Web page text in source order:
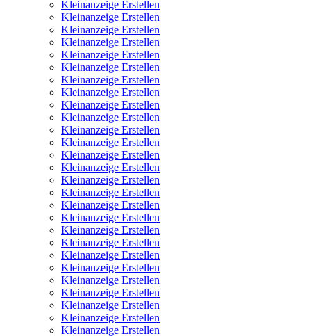
Kleinanzeige Erstellen
Kleinanzeige Erstellen
Kleinanzeige Erstellen
Kleinanzeige Erstellen
Kleinanzeige Erstellen
Kleinanzeige Erstellen
Kleinanzeige Erstellen
Kleinanzeige Erstellen
Kleinanzeige Erstellen
Kleinanzeige Erstellen
Kleinanzeige Erstellen
Kleinanzeige Erstellen
Kleinanzeige Erstellen
Kleinanzeige Erstellen
Kleinanzeige Erstellen
Kleinanzeige Erstellen
Kleinanzeige Erstellen
Kleinanzeige Erstellen
Kleinanzeige Erstellen
Kleinanzeige Erstellen
Kleinanzeige Erstellen
Kleinanzeige Erstellen
Kleinanzeige Erstellen
Kleinanzeige Erstellen
Kleinanzeige Erstellen
Kleinanzeige Erstellen
Kleinanzeige Erstellen